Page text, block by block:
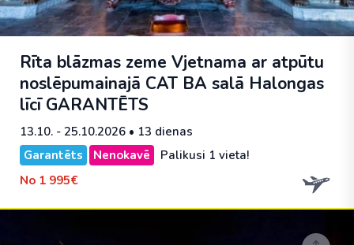
Rīta blāzmas zeme Vjetnama ar atpūtu
noslēpumainajā CAT BA salā Halongas
līcīGARANTĒTS
13.10. - 25.10.2026 • 13 dienas
Garantēts
Nenokavē
Palikusi 1 vieta!
No 1 995€